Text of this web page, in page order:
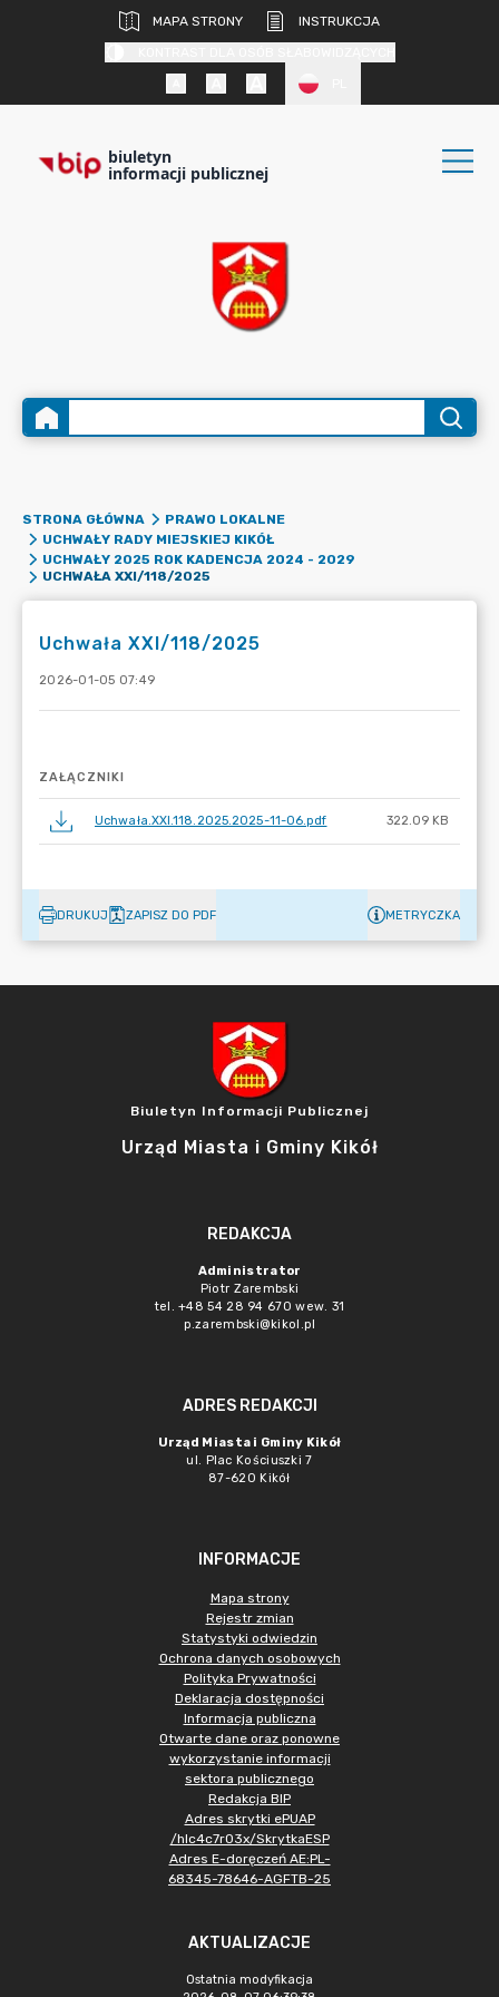
MAPA STRONY
INSTRUKCJA
biuletyn
informacji publicznej
STRONA GŁÓWNA
PRAWO LOKALNE
UCHWAŁY RADY MIEJSKIEJ KIKÓŁ
UCHWAŁY 2025 ROK KADENCJA 2024 - 2029
UCHWAŁA XXI/118/2025
Uchwała XXI/118/2025
2026-01-05 07:49
ZAŁĄCZNIKI
Uchwała.XXI.118.2025.2025-11-06.pdf 322.09 KB
DRUKUJ ZAPISZ DO PDF METRYCZKA
Biuletyn Informacji Publicznej
Urząd Miasta i Gminy Kikół
REDAKCJA
Administrator
Piotr Zarembski
tel. +48 54 28 94 670 wew. 31
p.zarembski@kikol.pl
ADRES REDAKCJI
Urząd Miasta i Gminy Kikół
ul. Plac Kościuszki 7
87-620 Kikół
INFORMACJE
Mapa strony
Rejestr zmian
Statystyki odwiedzin
Ochrona danych osobowych
Polityka Prywatności
Deklaracja dostępności
Informacja publiczna
Otwarte dane oraz ponowne
wykorzystanie informacji
sektora publicznego
Redakcja BIP
Adres skrytki ePUAP
/hlc4c7r03x/SkrytkaESP
Adres E-doręczeń AE:PL-
68345-78646-AGFTB-25
AKTUALIZACJE
Ostatnia modyfikacja